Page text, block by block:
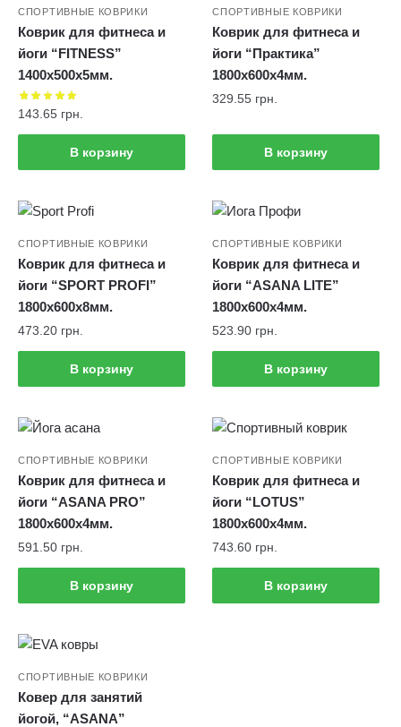
СПОРТИВНЫЕ КОВРИКИ
Коврик для фитнеса и
йоги “FITNESS”
1400х500х5мм.
143.65 грн.
В корзину
СПОРТИВНЫЕ КОВРИКИ
Коврик для фитнеса и
йоги “Практика”
1800х600х4мм.
329.55 грн.
В корзину
СПОРТИВНЫЕ КОВРИКИ
Коврик для фитнеса и
йоги “SPORT PROFI”
1800х600х8мм.
473.20 грн.
В корзину
СПОРТИВНЫЕ КОВРИКИ
Коврик для фитнеса и
йоги “ASANA LITE”
1800х600х4мм.
523.90 грн.
В корзину
СПОРТИВНЫЕ КОВРИКИ
Коврик для фитнеса и
йоги “ASANA PRO”
1800х600х4мм.
591.50 грн.
В корзину
СПОРТИВНЫЕ КОВРИКИ
Коврик для фитнеса и
йоги “LOTUS”
1800х600х4мм.
743.60 грн.
В корзину
СПОРТИВНЫЕ КОВРИКИ
Ковер для занятий
йогой, “ASANA”